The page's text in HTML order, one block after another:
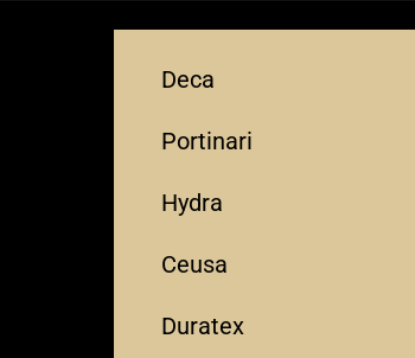
Deca
Portinari
Hydra
Ceusa
Duratex